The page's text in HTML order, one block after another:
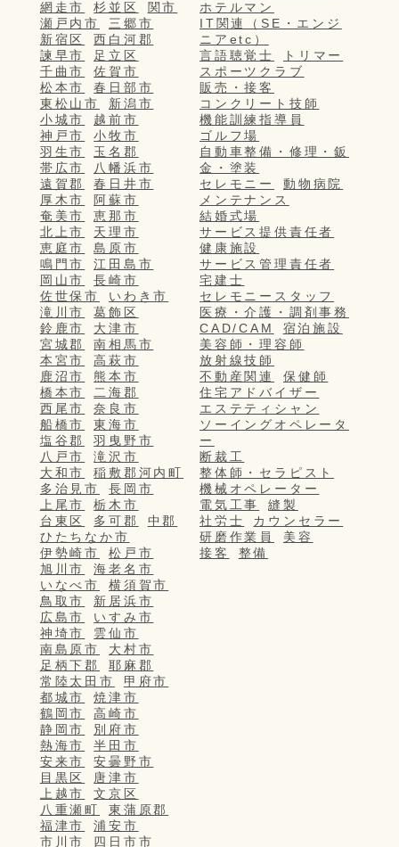
網走市
杉並区
関市
瀬戸内市
三郷市
新宿区
西白河郡
諫早市
足立区
千曲市
佐賀市
松本市
春日部市
東松山市
新潟市
小城市
越前市
神戸市
小牧市
羽生市
玉名郡
帯広市
八幡浜市
遠賀郡
春日井市
厚木市
阿蘇市
奄美市
恵那市
北上市
天理市
恵庭市
島原市
鳴門市
江田島市
岡山市
長崎市
佐世保市
いわき市
滝川市
葛飾区
鈴鹿市
大津市
宮城郡
南相馬市
本宮市
高萩市
鹿沼市
熊本市
橋本市
二海郡
西尾市
奈良市
船橋市
東海市
塩谷郡
羽曳野市
八戸市
滝沢市
大和市
稲敷郡河内町
多治見市
長岡市
上尾市
栃木市
台東区
多可郡
中郡
ひたちなか市
伊勢崎市
松戸市
旭川市
海老名市
いなべ市
横須賀市
鳥取市
新居浜市
広島市
いすみ市
神埼市
雲仙市
南島原市
大村市
足柄下郡
耶麻郡
常陸太田市
甲府市
都城市
焼津市
鶴岡市
高崎市
静岡市
別府市
熱海市
半田市
安来市
安曇野市
目黒区
唐津市
上越市
文京区
八重瀬町
東蒲原郡
福津市
浦安市
市川市
四日市市
ホテルマン
IT関連（SE・エンジ
ニアetc）
言語聴覚士
トリマー
スポーツクラブ
販売・接客
コンクリート技師
機能訓練指導員
ゴルフ場
自動車整備・修理・鈑
金・塗装
セレモニー
動物病院
メンテナンス
結婚式場
サービス提供責任者
健康施設
サービス管理責任者
宅建士
セレモニースタッフ
医療・介護・調剤事務
CAD/CAM
宿泊施設
美容師・理容師
放射線技師
不動産関連
保健師
住宅アドバイザー
エステティシャン
ソーイングオペレータ
ー
断裁工
整体師・セラピスト
機械オペレーター
電気工事
縫製
社労士
カウンセラー
研磨作業員
美容
接客
整備